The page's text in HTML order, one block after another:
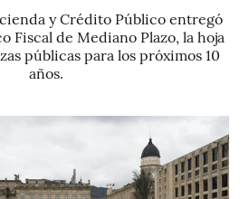
y Crédito Público entregó
Fiscal de Mediano Plazo, la hoja
públicas para los próximos 10
años.